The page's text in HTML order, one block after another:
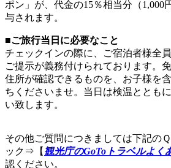
ポン」が、代金の15％相当分（1,000
与されます。
■ご旅行当日に必要なこと
チェックインの際に、ご宿泊者様全
ご提示が義務付けられております。
住所が確認できるものを、お子様を
ちくださいませ。当日は検温ととも
い致します。
その他ご質問につきましては下記の
ック⇒【 観光庁のGoToトラベルよく
認ください。